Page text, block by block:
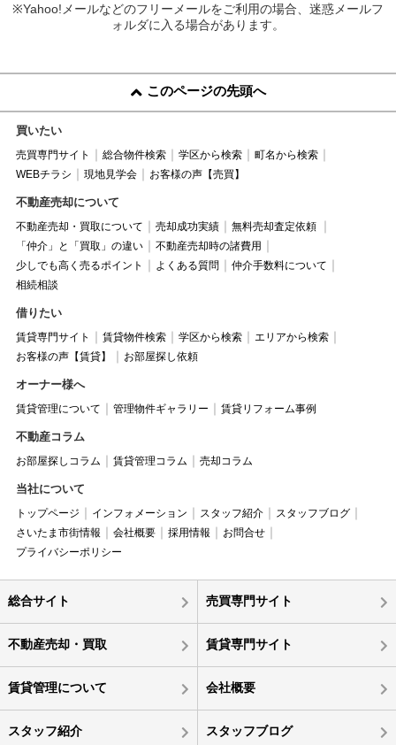
※Yahoo!メールなどのフリーメールをご利用の場合、迷惑メールフ
ォルダに入る場合があります。
このページの先頭へ
買いたい
売買専門サイト 総合物件検索 学区から検索
町名から検索
WEBチラシ
現地見学会 お客様の声【売買】
不動産売却について
不動産売却・買取について 売却成功実績
無料売却査定依頼
「仲介」と「買取」の違い
不動産売却時の諸費用
少しでも高く売るポイント
よくある質問
仲介手数料について
相続相談
借りたい
賃貸専門サイト 賃貸物件検索 学区から検索
エリアから検索
お客様の声【賃貸】
お部屋探し依頼
オーナー様へ
賃貸管理について 管理物件ギャラリー 賃貸リフォーム事例
不動産コラム
お部屋探しコラム 賃貸管理コラム 売却コラム
当社について
トップページ インフォメーション スタッフ紹介
スタッフブログ
さいたま市街情報
会社概要 採用情報
お問合せ
プライバシーポリシー
総合サイト 売買専門サイト
不動産売却・買取 賃貸専門サイト
賃貸管理について 会社概要
スタッフ紹介 スタッフブログ